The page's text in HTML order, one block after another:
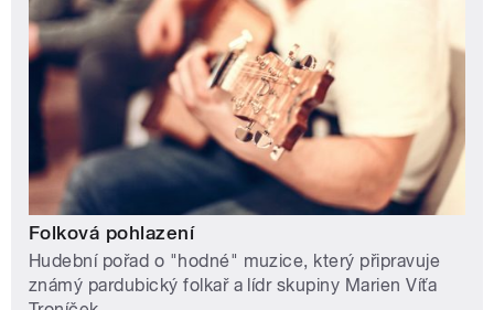
Folková pohlazení
Hudební pořad o "hodné" muzice, který připravuje
známý pardubický folkař a lídr skupiny Marien Víťa